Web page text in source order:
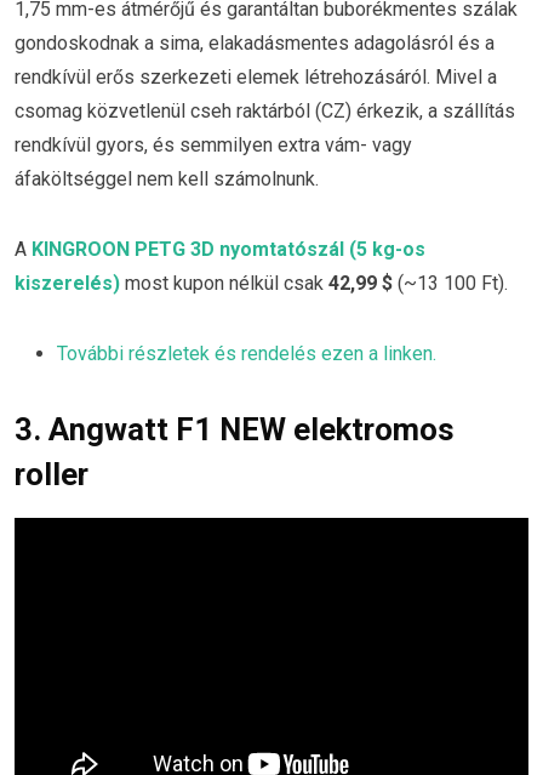
1,75 mm-es átmérőjű és garantáltan buborékmentes szálak
gondoskodnak a sima, elakadásmentes adagolásról és a
rendkívül erős szerkezeti elemek létrehozásáról. Mivel a
csomag közvetlenül cseh raktárból (CZ) érkezik, a szállítás
rendkívül gyors, és semmilyen extra vám- vagy
áfaköltséggel nem kell számolnunk.
A KINGROON PETG 3D nyomtatószál (5 kg-os
kiszerelés) most kupon nélkül csak 42,99 $ (~13 100 Ft).
További részletek és rendelés ezen a linken.
3. Angwatt F1 NEW elektromos
roller